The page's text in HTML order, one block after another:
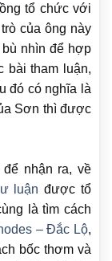
tổ chức với
của ông này
nhìn để hợp
bài tham luận,
đó có nghĩa là
Sơn thì được
để nhận ra, về
luận được tổ
là tìm cách
– Đắc Lộ,
bốc thơm và